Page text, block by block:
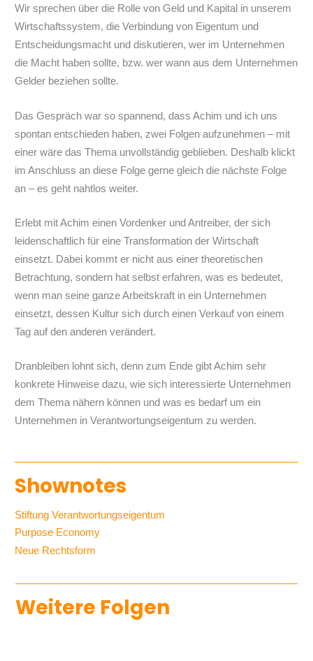
Wir sprechen über die Rolle von Geld und Kapital in unserem
Wirtschaftssystem, die Verbindung von Eigentum und
Entscheidungsmacht und diskutieren, wer im Unternehmen
die Macht haben sollte, bzw. wer wann aus dem Unternehmen
Gelder beziehen sollte.
Das Gespräch war so spannend, dass Achim und ich uns
spontan entschieden haben, zwei Folgen aufzunehmen – mit
einer wäre das Thema unvollständig geblieben. Deshalb klickt
im Anschluss an diese Folge gerne gleich die nächste Folge
an – es geht nahtlos weiter.
Erlebt mit Achim einen Vordenker und Antreiber, der sich
leidenschaftlich für eine Transformation der Wirtschaft
einsetzt. Dabei kommt er nicht aus einer theoretischen
Betrachtung, sondern hat selbst erfahren, was es bedeutet,
wenn man seine ganze Arbeitskraft in ein Unternehmen
einsetzt, dessen Kultur sich durch einen Verkauf von einem
Tag auf den anderen verändert.
Dranbleiben lohnt sich, denn zum Ende gibt Achim sehr
konkrete Hinweise dazu, wie sich interessierte Unternehmen
dem Thema nähern können und was es bedarf um ein
Unternehmen in Verantwortungseigentum zu werden.
Shownotes
Stiftung Verantwortungseigentum
Purpose Economy
Neue Rechtsform
Weitere Folgen